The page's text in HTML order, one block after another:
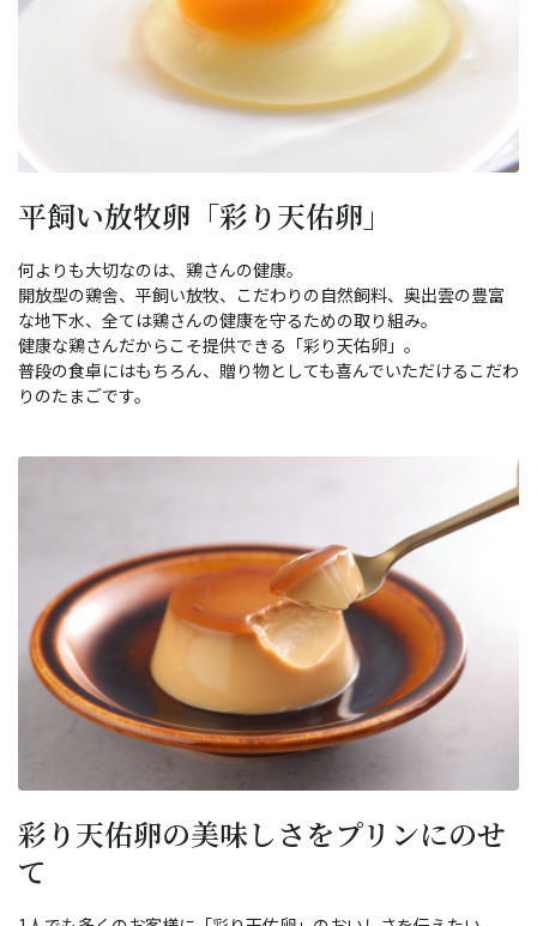
平飼い放牧卵「彩り天佑卵」
何よりも大切なのは、鶏さんの健康。
開放型の鶏舎、平飼い放牧、こだわりの自然飼料、奥出雲の豊富
な地下水、全ては鶏さんの健康を守るための取り組み。
健康な鶏さんだからこそ提供できる「彩り天佑卵」。
普段の食卓にはもちろん、贈り物としても喜んでいただけるこだわ
りのたまごです。
彩り天佑卵の美味しさをプリンにのせ
て